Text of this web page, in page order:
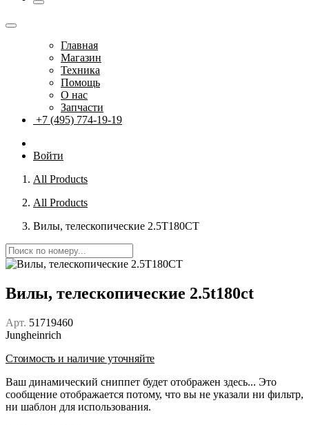
Главная
Магазин
Техника
Помощь
О нас
Запчасти
+7 (495) 774-19-19
Войти
All Products
All Products
Вилы, телескопические 2.5T180CT
Вилы, телескопические 2.5t180ct
Арт. 51719460
Jungheinrich
Стоимость и наличие уточняйте
Ваш динамический сниппет будет отображен здесь... Это
сообщение отображается потому, что вы не указали ни фильтр,
ни шаблон для использования.